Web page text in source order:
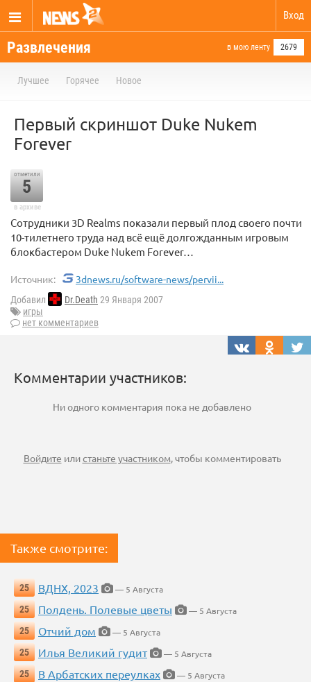
Вход
Развлечения в мою ленту 2679
Лучшее Горячее Новое
Первый скриншот Duke Nukem
Forever
отметили
5
в архиве
Сотрудники 3D Realms показали первый плод своего почти
10-тилетнего труда над всё ещё долгожданным игровым
блокбастером Duke Nukem Forever…
Источник: 3dnews.ru/software-news/pervii...
Добавил Dr.Death 29 Января 2007
игры
нет комментариев
Комментарии участников:
Ни одного комментария пока не добавлено
Войдите илистаньте участником, чтобы комментировать
Также смотрите:
25 ВДНХ, 2023
— 5 Августа
25
Полдень. Полевые цветы
— 5 Августа
25
Отчий дом
— 5 Августа
25
Илья Великий гудит
— 5 Августа
25
В Арбатских переулках
— 5 Августа